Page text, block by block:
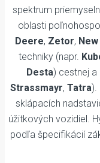
spektrum
oblasti
Deere, Zetor,
techniky (napr.
Desta) cestnej a
Strassmayr, Tatra).
sklápacích
úžitkových vozidiel.
podľa špecifikácií